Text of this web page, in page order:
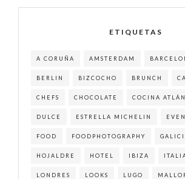
ETIQUETAS
A CORUÑA AMSTERDAM
BERLIN BIZCOCHO BRUNCH
CHEFS CHOCOLATE COCINA
DULCE ESTRELLA MICHELIN
FOOD FOODPHOTOGRAPHY
HOJALDRE HOTEL IBIZA
LONDRES LOOKS LUGO